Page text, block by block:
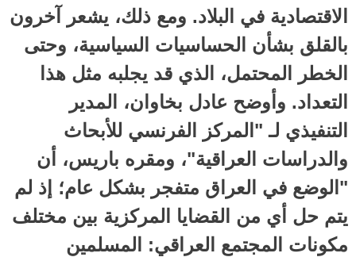
الاقتصادية في البلاد. ومع ذلك، يشعر آخرون
بالقلق بشأن الحساسيات السياسية، وحتى
الخطر المحتمل، الذي قد يجلبه مثل هذا
التعداد. وأوضح عادل بخاوان، المدير
التنفيذي لـ "المركز الفرنسي للأبحاث
والدراسات العراقية"، ومقره باريس، أن
"الوضع في العراق متفجر بشكل عام؛ إذ لم
يتم حل أي من القضايا المركزية بين مختلف
مكونات المجتمع العراقي: المسلمين